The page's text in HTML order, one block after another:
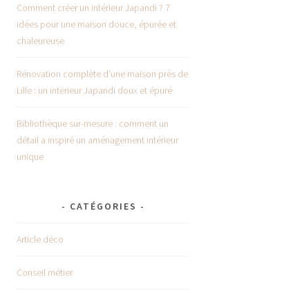
Comment créer un intérieur Japandi ? 7
idées pour une maison douce, épurée et
chaleureuse
Rénovation complète d’une maison près de
Lille : un intérieur Japandi doux et épuré
Bibliothèque sur-mesure : comment un
détail a inspiré un aménagement intérieur
unique
CATÉGORIES
Article déco
Conseil métier